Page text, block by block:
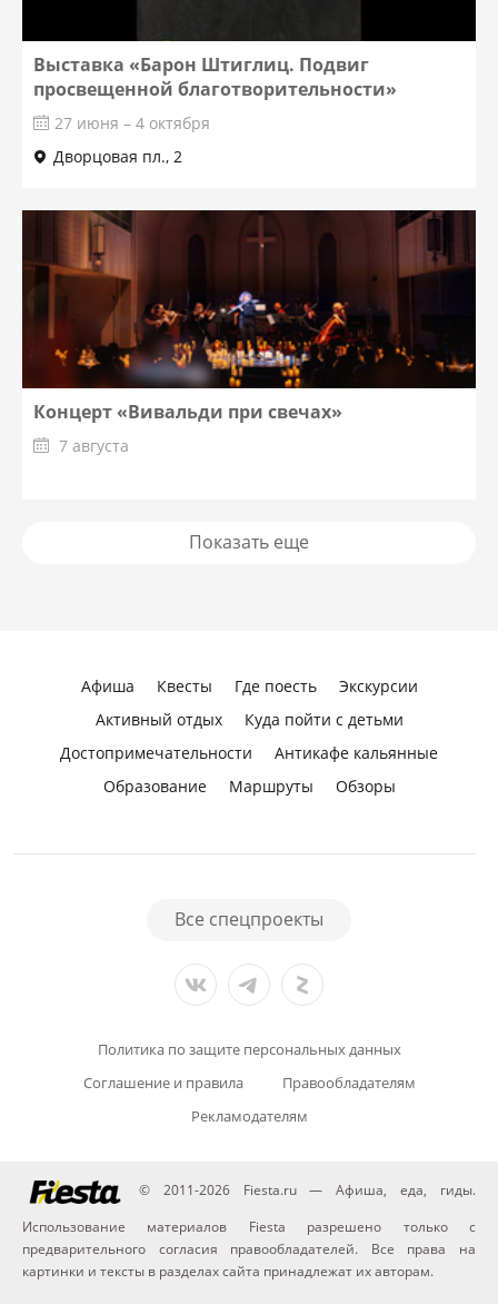
Выставка «Барон Штиглиц. Подвиг
просвещенной благотворительности»
27 июня – 4 октября
Дворцовая пл., 2
Концерт «Вивальди при свечах»
7 августа
Показать еще
Афиша Квесты Где поесть
Экскурсии
Активный отдых
Куда пойти с детьми
Достопримечательности
Антикафе кальянные
Образование
Маршруты Обзоры
Все спецпроекты
Политика по защите персональных данных
Соглашение и правила
Правообладателям
Рекламодателям
© 2011-2026 Fiesta.ru — Афиша, еда, гиды.
Использование материалов Fiesta разрешено только с
предварительного согласия правообладателей. Все права на
картинки и тексты в разделах сайта принадлежат их авторам.